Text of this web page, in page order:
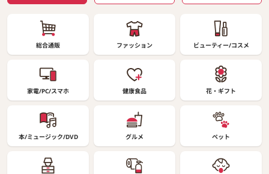
総合通販 ファッション ビューティー/コスメ
家電/PC/スマホ 健康食品 花・ギフト
本/ミュージック/DVD グルメ ペット